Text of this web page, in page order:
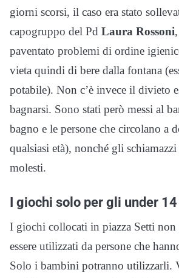
giorni scorsi, il caso era stato
capogruppo del Pd Laura Rossoni
paventato problemi di ordine
vieta quindi di bere dalla fontana
potabile). Non c’è invece il divieto
bagnarsi. Sono stati però messi al
bagno e le persone che circolano a
qualsiasi età), nonché gli
molesti.
I giochi solo per gli under 14
I giochi collocati in piazza Setti
essere utilizzati da persone che
Solo i bambini potranno utilizzarli.